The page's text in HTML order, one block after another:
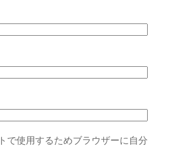
で使用するためブラウザーに自分